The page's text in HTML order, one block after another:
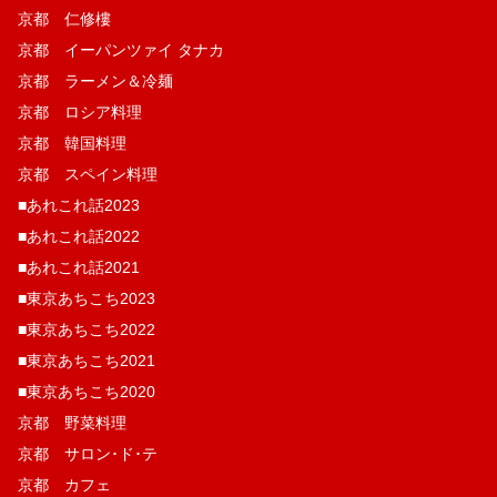
京都 仁修樓
京都 イーパンツァイ タナカ
京都 ラーメン＆冷麺
京都 ロシア料理
京都 韓国料理
京都 スペイン料理
■あれこれ話2023
■あれこれ話2022
■あれこれ話2021
■東京あちこち2023
■東京あちこち2022
■東京あちこち2021
■東京あちこち2020
京都 野菜料理
京都 サロン･ド･テ
京都 カフェ